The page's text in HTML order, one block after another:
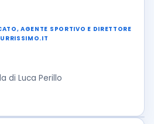
AGENTE SPORTIVO E DIRETTORE
di Luca Perillo